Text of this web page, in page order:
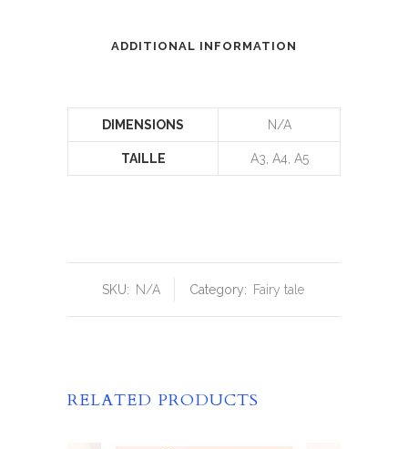
ADDITIONAL INFORMATION
DIMENSIONS N/A
TAILLE A3, A4, A5
SKU: N/A Category: Fairy tale
RELATED PRODUCTS